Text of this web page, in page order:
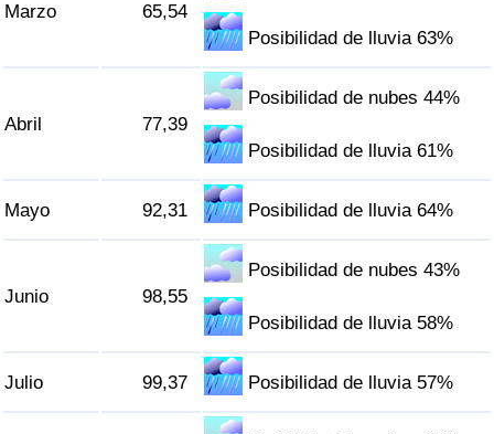
Marzo 65,54
Posibilidad de lluvia 63%
Abril 77,39
Posibilidad de nubes 44%
Posibilidad de lluvia 61%
Mayo 92,31 Posibilidad de lluvia 64%
Junio 98,55
Posibilidad de nubes 43%
Posibilidad de lluvia 58%
Julio 99,37 Posibilidad de lluvia 57%
Tráfico
Índice de Tráfico (Actual)
Índice de Tráfico por País